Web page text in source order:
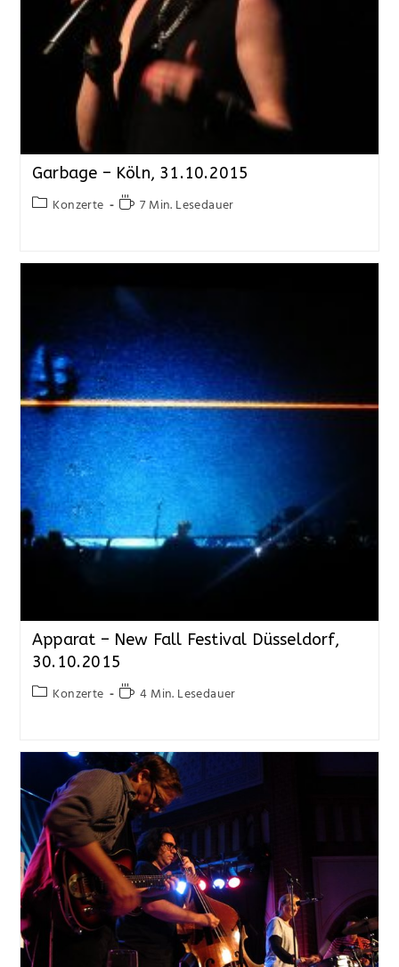
Garbage – Köln, 31.10.2015
Konzerte 7 Min. Lesedauer
Apparat – New Fall Festival Düsseldorf,
30.10.2015
Konzerte 4 Min. Lesedauer